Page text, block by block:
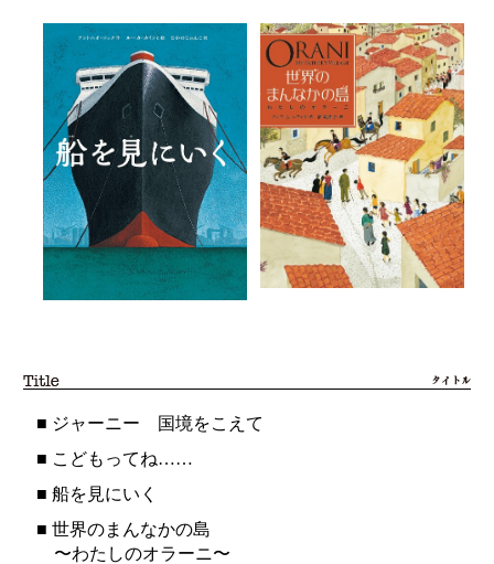
■ ジャーニー 国境をこえて
■ こどもってね……
■ 船を見にいく
■ 世界のまんなかの島
〜わたしのオラーニ〜